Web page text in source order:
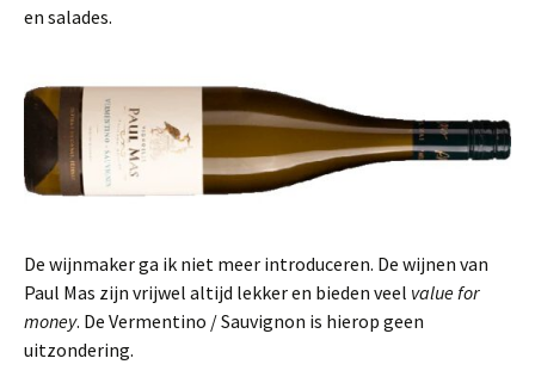
en salades.
De wijnmaker ga ik niet meer introduceren. De wijnen van
Paul Mas zijn vrijwel altijd lekker en bieden veel value for
money. De Vermentino / Sauvignon is hierop geen
uitzondering.